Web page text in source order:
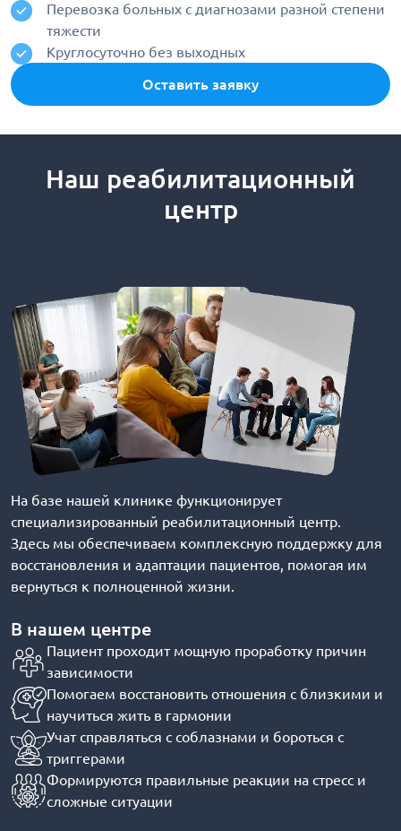
Перевозка больных с диагнозами разной степени
тяжести
Круглосуточно без выходных
Оставить заявку
Наш реабилитационный
центр
На базе нашей клинике функционирует
специализированный реабилитационный центр.
Здесь мы обеспечиваем комплексную поддержку для
восстановления и адаптации пациентов, помогая им
вернуться к полноценной жизни.
В нашем центре
Пациент проходит мощную проработку причин
зависимости
Помогаем восстановить отношения с близкими и
научиться жить в гармонии
Учат справляться с соблазнами и бороться с
триггерами
Формируются правильные реакции на стресс и
сложные ситуации